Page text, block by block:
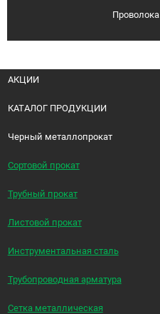
АКЦИИ
КАТАЛОГ ПРОДУКЦИИ
Черный металлопрокат
Сортовой прокат
Трубный прокат
Листовой прокат
Инструментальная сталь
Трубопроводная арматура
Сетка металлическая